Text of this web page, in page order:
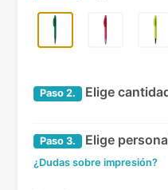
Paso 2. Elige
Paso 3. Elige
¿Dudas sobre impresión?